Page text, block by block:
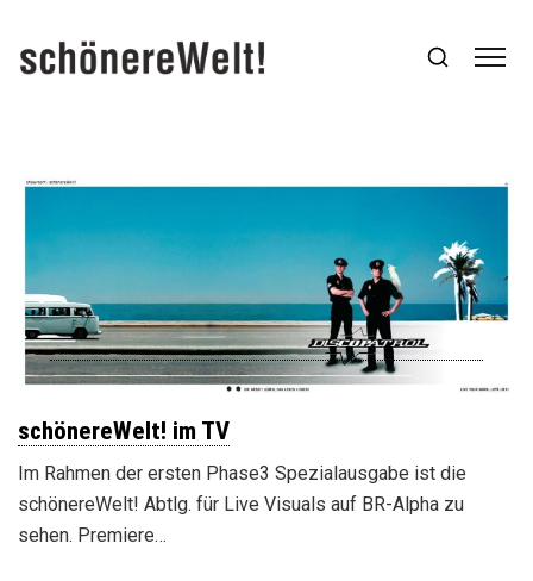
schönereWelt! im TV
Im Rahmen der ersten Phase3 Spezialausgabe ist die
schönereWelt! Abtlg. für Live Visuals auf BR-Alpha zu
sehen. Premiere…